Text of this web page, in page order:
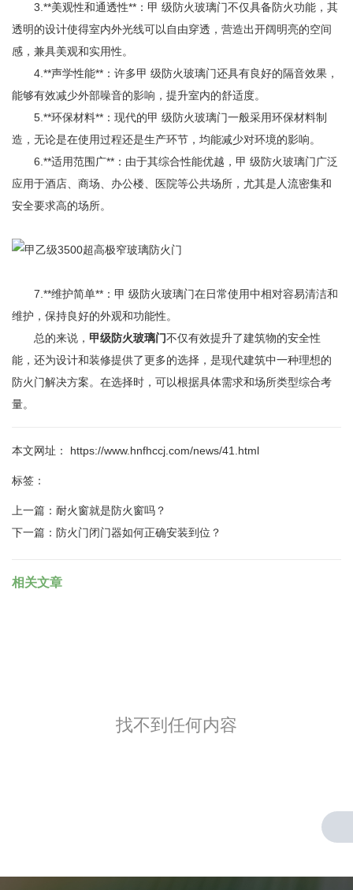
3.**美观性和通透性**：甲 级防火玻璃门不仅具备防火功能，其
透明的设计使得室内外光线可以自由穿透，营造出开阔明亮的空间
感，兼具美观和实用性。
4.**声学性能**：许多甲 级防火玻璃门还具有良好的隔音效果，
能够有效减少外部噪音的影响，提升室内的舒适度。
5.**环保材料**：现代的甲 级防火玻璃门一般采用环保材料制
造，无论是在使用过程还是生产环节，均能减少对环境的影响。
6.**适用范围广**：由于其综合性能优越，甲 级防火玻璃门广泛
应用于酒店、商场、办公楼、医院等公共场所，尤其是人流密集和
安全要求高的场所。
7.**维护简单**：甲 级防火玻璃门在日常使用中相对容易清洁和
维护，保持良好的外观和功能性。
总的来说， 甲级防火玻璃门不仅有效提升了建筑物的安全性
能，还为设计和装修提供了更多的选择，是现代建筑中一种理想的
防火门解决方案。在选择时，可以根据具体需求和场所类型综合考
量。
本文网址： https://www.hnfhccj.com/news/41.html
标签：
上一篇： 耐火窗就是防火窗吗？
下一篇： 防火门闭门器如何正确安装到位？
相关文章
找不到任何内容